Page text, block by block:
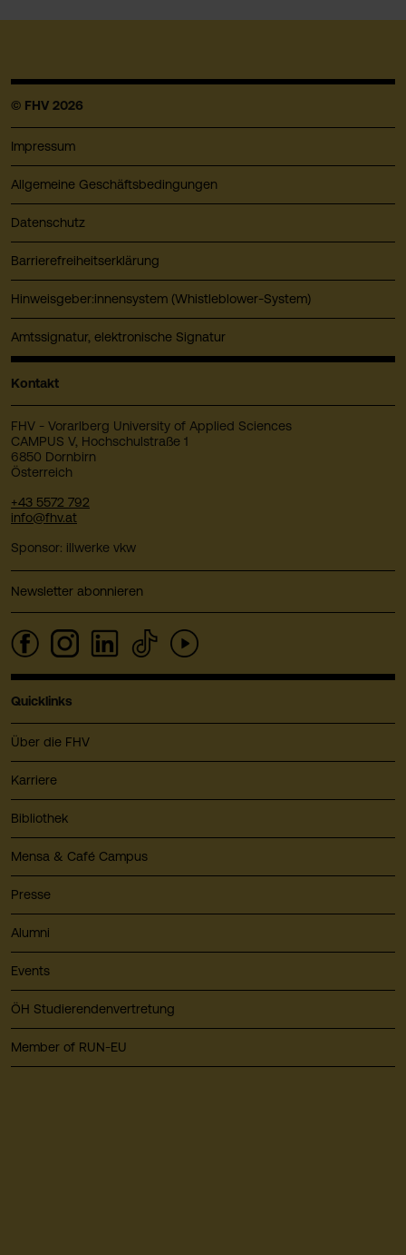
© FHV 2026
Impressum
Allgemeine Geschäftsbedingungen
Datenschutz
Barrierefreiheitserklärung
Hinweisgeber:innensystem (Whistleblower-System)
Amtssignatur, elektronische Signatur
Kontakt
FHV - Vorarlberg University of Applied Sciences
CAMPUS V, Hochschulstraße 1
6850 Dornbirn
Österreich
+43 5572 792
info@fhv.at
Sponsor: illwerke vkw
Newsletter abonnieren
Quicklinks
Über die FHV
Karriere
Bibliothek
Mensa & Café Campus
Presse
Alumni
Events
ÖH Studierendenvertretung
Member of RUN-EU